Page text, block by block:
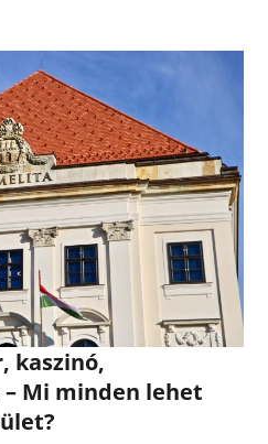
kaszinó,
Mi minden lehet